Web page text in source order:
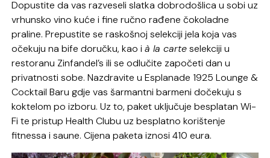
Dopustite da vas razveseli slatka dobrodošlica u sobi uz
vrhunsko vino kuće i fine ručno rađene čokoladne
praline. Prepustite se raskošnoj selekciji jela koja vas
očekuju na bife doručku, kao ià la carteselekciji u
restoranu Zinfandel’s ili se odlučite započeti dan u
privatnosti sobe. Nazdravite u Esplanade 1925 Lounge &
Cocktail Baru gdje vas šarmantni barmeni dočekuju s
koktelom po izboru. Uz to, paket uključuje besplatan Wi-
Fi te pristup Health Clubu uz besplatno korištenje
fitnessa i saune. Cijena paketa iznosi 410 eura.